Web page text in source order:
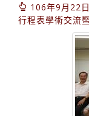
106年9月22
行程表學術交流